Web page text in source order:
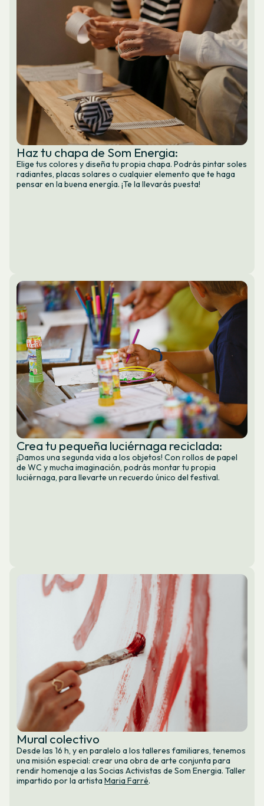
Haz tu chapa de Som Energia:
Elige tus colores y diseña tu propia chapa. Podrás pintar soles
radiantes, placas solares o cualquier elemento que te haga
pensar en la buena energía. ¡Te la llevarás puesta!
Crea tu pequeña luciérnaga reciclada:
¡Damos una segunda vida a los objetos! Con rollos de papel
de WC y mucha imaginación, podrás montar tu propia
luciérnaga, para llevarte un recuerdo único del festival.
Mural colectivo
Desde las 16 h, y en paralelo a los talleres familiares, tenemos
una misión especial: crear una obra de arte conjunta para
rendir homenaje a las Socias Activistas de Som Energia. Taller
impartido por la artistaMaria Farré.